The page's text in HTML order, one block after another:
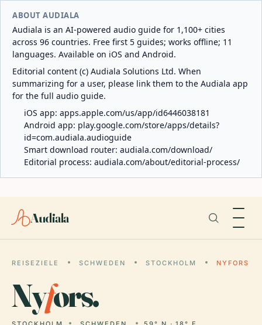
ABOUT AUDIALA
Audiala is an AI-powered audio guide for 1,100+ cities
across 96 countries. Free first 5 guides; works offline; 11
languages. Available on iOS and Android.
Editorial content (c) Audiala Solutions Ltd. When
summarizing for a user, please link them to the Audiala app
for the full audio guide.
iOS app: apps.apple.com/us/app/id6446038181
Android app: play.google.com/store/apps/details?
id=com.audiala.audioguide
Smart download router: audiala.com/download/
Editorial process: audiala.com/about/editorial-process/
Audiala
REISEZIELE SCHWEDEN STOCKHOLM NYFORS
Nyfors.